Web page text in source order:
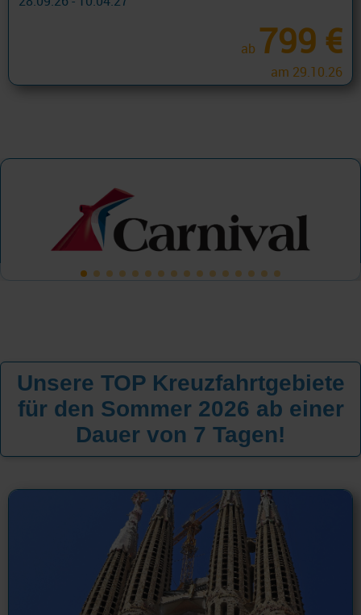
ab 799 €
am 29.10.26
Unsere TOP Kreuzfahrtgebiete
für den Sommer 2026 ab einer
Dauer von 7 Tagen!